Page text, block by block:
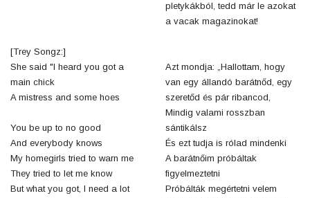
[Trey Songz:]
She said "I heard you got a
main chick
A mistress and some hoes
You be up to no good
And everybody knows
My homegirls tried to warn me
They tried to let me know
But what you got, I need a lot
pletykákból, tedd már le azokat
a vacak magazinokat!
Azt mondja: „Hallottam, hogy
van egy állandó barátnőd, egy
szeretőd és pár ribancod,
Mindig valami rosszban
sántikálsz
És ezt tudja is rólad mindenki
A barátnőim próbáltak
figyelmeztetni
Próbálták megértetni velem